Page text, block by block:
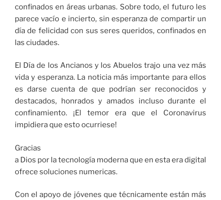
confinados en áreas urbanas. Sobre todo, el futuro les
parece vacío e incierto, sin esperanza de compartir un
día de felicidad con sus seres queridos, confinados en
las ciudades.
El Día de los Ancianos y los Abuelos trajo una vez más
vida y esperanza. La noticia más importante para ellos
es darse cuenta de que podrían ser reconocidos y
destacados, honrados y amados incluso durante el
confinamiento. ¡El temor era que el Coronavirus
impidiera que esto ocurriese!
Gracias
a Dios por la tecnología moderna que en esta era digital
ofrece soluciones numericas.
Con el apoyo de jóvenes que técnicamente están más